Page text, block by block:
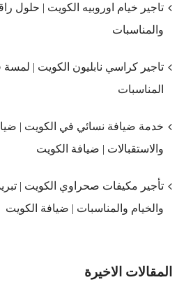
تاجير خيام اوروبيه الكويت | حلول
والمناسبات
تاجير كراسي نابليون الكويت | لمسة
المناسبات
خدمة ضيافة نسائي في الكويت |
والاستقبالات | ضيافة الكويت
تأجير مكيفات صحراوي الكويت |
والخيام والمناسبات | ضيافة الكويت
المقالات الاخيرة